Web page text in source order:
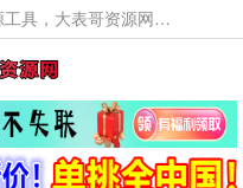
本网站提供资源工具下载，大老表资源工具，大表哥资源网软件工具，大老表资源下载，活动线报福利资源分享,活动线报，大型网游经典游戏，网络热门技术游戏辅助交流与分享。